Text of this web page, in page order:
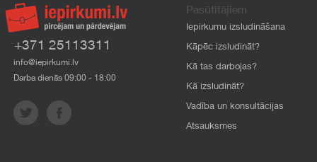
+371 25113311
info@iepirkumi.lv
Darba dienās 09:00 - 18:00
Pasūtītājiem
Iepirkumu izsludināšana
Kāpēc izsludināt?
Kā tas darbojas?
Kā izsludināt?
Vadība un konsultācijas
Atsauksmes